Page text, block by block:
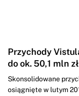
Przychody
do ok. 50,1 mln
Skonsolidowane
osiągnięte w lutym